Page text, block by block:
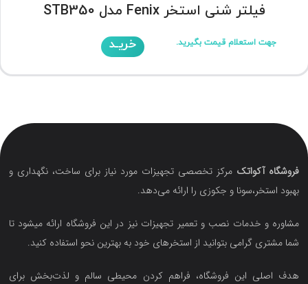
فیلتر شنی استخر Fenix مدل STB350
جهت استعلام قیمت بگیرید. خریـد
فروشگاه آکواتک مرکز تخصصی تجهیزات مورد نیاز برای ساخت، نگهداری و
بهبود استخر،سونا و جکوزی را ارائه می‌دهد.
مشاوره و خدمات نصب و تعمیر تجهیزات نیز در این فروشگاه ارائه میشود تا
شما مشتری گرامی بتوانید از استخرهای خود به بهترین نحو استفاده کنید.
هدف اصلی این فروشگاه‌، فراهم کردن محیطی سالم و لذت‌بخش برای